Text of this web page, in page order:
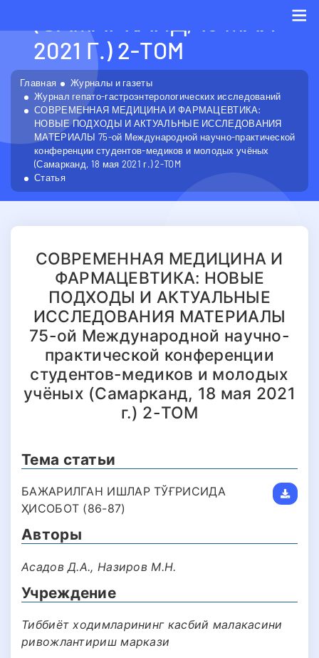
2021 Г.) 2-TOM
Главная
Журналы и газеты
Журнал гепато-гастроэнтерологических исследований
СОВРЕМЕННАЯ МЕДИЦИНА И ФАРМАЦЕВТИКА:
НОВЫЕ ПОДХОДЫ И АКТУАЛЬНЫЕ ИССЛЕДОВАНИЯ
МАТЕРИАЛЫ 75-ой Международной научно-практической
конференции студентов-медиков и молодых учёных
(Самарканд, 18 мая 2021 г.) 2-TOM
Статья
СОВРЕМЕННАЯ МЕДИЦИНА И
ФАРМАЦЕВТИКА: НОВЫЕ
ПОДХОДЫ И АКТУАЛЬНЫЕ
ИССЛЕДОВАНИЯ МАТЕРИАЛЫ
75-ой Международной научно-
практической конференции
студентов-медиков и молодых
учёных (Самарканд, 18 мая 2021
г.) 2-TOM
Тема статьи
БАЖАРИЛГАН ИШЛАР ТЎҒРИСИДА
ҲИСОБОТ (86-87)
Авторы
Асадов Д.А., Назиров М.Н.
Учреждение
Тиббиёт ходимларининг касбий малакасини
ривожлантириш маркази